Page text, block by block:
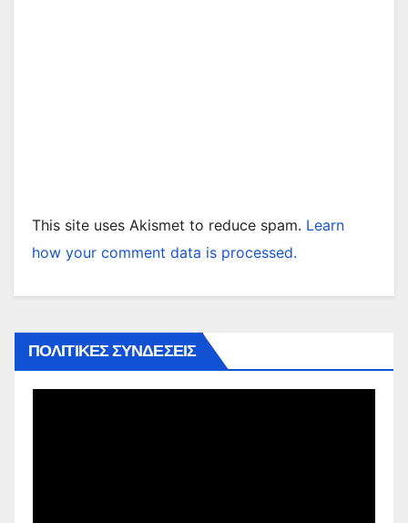
This site uses Akismet to reduce spam. Learn
how your comment data is processed.
ΠΟΛΙΤΙΚΕΣ ΣΥΝΔΕΣΕΙΣ